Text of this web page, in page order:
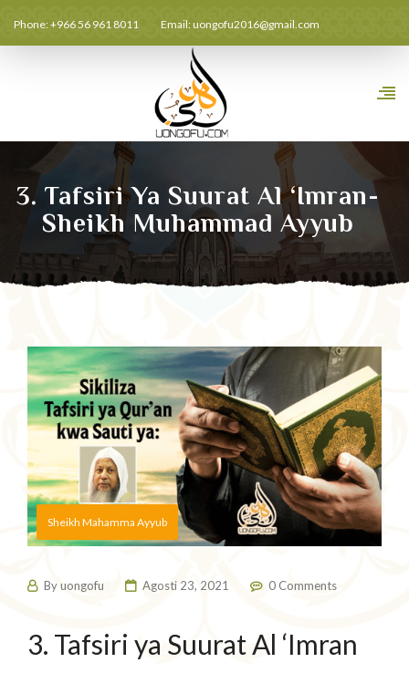
Phone: +966 56 961 8011 Email:uongofu2016@gmail.com
3. Tafsiri Ya Suurat Al ‘Imran-
Sheikh Muhammad Ayyub
Sheikh Mahamma Ayyub
Byuongofu Agosti 23, 2021 0 Comments
3. Tafsiri ya Suurat Al ‘Imran